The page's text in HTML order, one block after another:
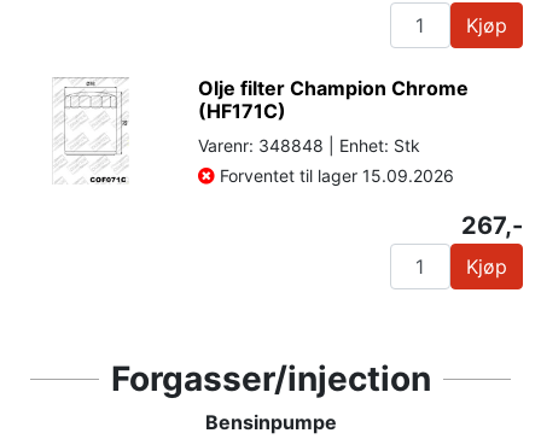
Kjøp
Olje filter Champion Chrome
(HF171C)
Varenr: 348848 | Enhet: Stk
Forventet til lager 15.09.2026
267,-
Kjøp
Forgasser/injection
Bensinpumpe